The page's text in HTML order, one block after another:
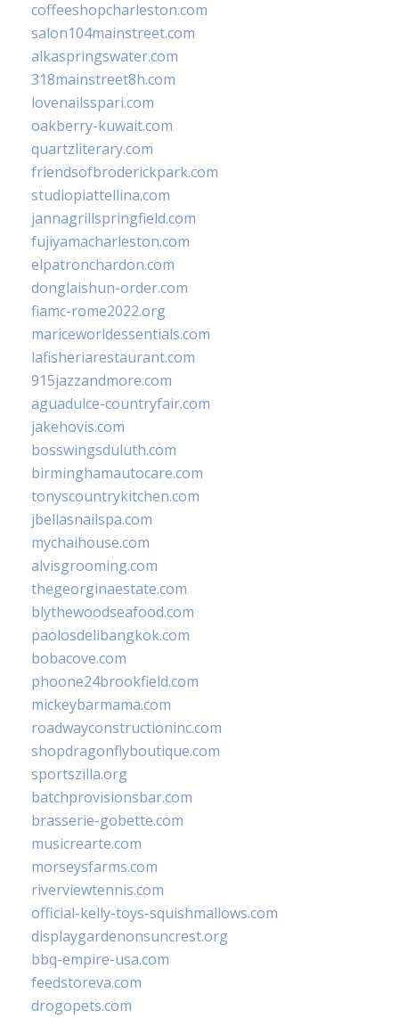
coffeeshopcharleston.com
salon104mainstreet.com
alkaspringswater.com
318mainstreet8h.com
lovenailsspari.com
oakberry-kuwait.com
quartzliterary.com
friendsofbroderickpark.com
studiopiattellina.com
jannagrillspringfield.com
fujiyamacharleston.com
elpatronchardon.com
donglaishun-order.com
fiamc-rome2022.org
mariceworldessentials.com
lafisheriarestaurant.com
915jazzandmore.com
aguadulce-countryfair.com
jakehovis.com
bosswingsduluth.com
birminghamautocare.com
tonyscountrykitchen.com
jbellasnailspa.com
mychaihouse.com
alvisgrooming.com
thegeorginaestate.com
blythewoodseafood.com
paolosdelibangkok.com
bobacove.com
phoone24brookfield.com
mickeybarmama.com
roadwayconstructioninc.com
shopdragonflyboutique.com
sportszilla.org
batchprovisionsbar.com
brasserie-gobette.com
musicrearte.com
morseysfarms.com
riverviewtennis.com
official-kelly-toys-squishmallows.com
displaygardenonsuncrest.org
bbq-empire-usa.com
feedstoreva.com
drogopets.com